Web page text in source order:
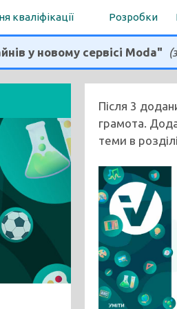
кваліфікації Розробки
у новому сервісі Moda"
Після 3
грамота.
теми в